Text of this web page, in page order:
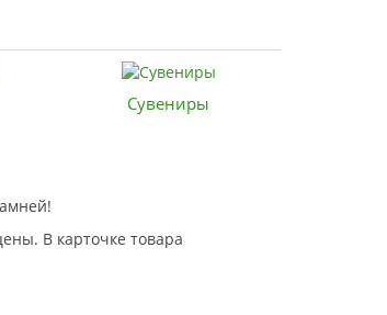
Сувениры
В карточке товара